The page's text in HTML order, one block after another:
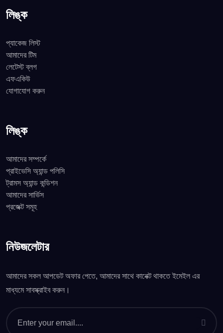
লিঙ্ক
প্যাকেজ লিস্ট
আমাদের টিম
লেটেস্ট ব্লগ
এফএকিউ
যোগাযোগ করুন
লিঙ্ক
আমাদের সম্পর্কে
প্রাইভেসি অ্যান্ড পলিসি
ট্রামস অ্যান্ড কন্ডিশন
আমাদের সার্ভিস
প্রজেক্ট সমূহ
নিউজলেটার
আমাদের সকল আপডেট অফার পেতে, আমাদের সাথে কানেক্ট থাকতে ইমেইল এর
মাধ্যমে সাবস্ক্রাইব করুন।